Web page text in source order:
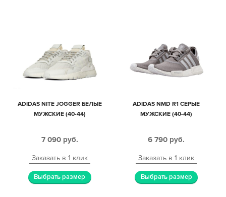
ADIDAS NITE JOGGER БЕЛЫЕ
МУЖСКИЕ (40-44)
7 090 руб.
Заказать в 1 клик
Выбрать размер
ADIDAS NMD R1 СЕРЫЕ
МУЖСКИЕ (40-44)
6 790 руб.
Заказать в 1 клик
Выбрать размер